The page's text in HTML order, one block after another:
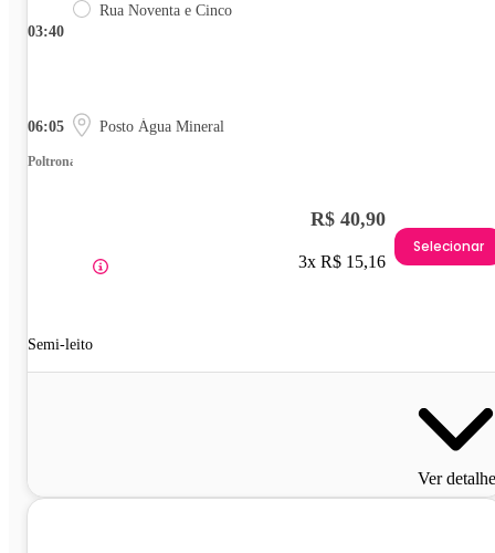
03:40
Rua Noventa e Cinco
06:05 Posto Água Mineral
Poltrona
Semi-leito
R$ 40,90
3x R$ 15,16
Selecionar
Ver